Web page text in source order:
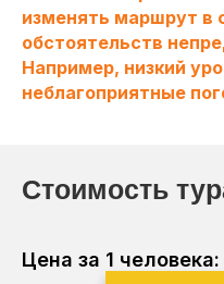
изменять маршрут в
обстоятельств
Например, низкий
неблагоприятные
Стоимость
Цена за 1 человека: